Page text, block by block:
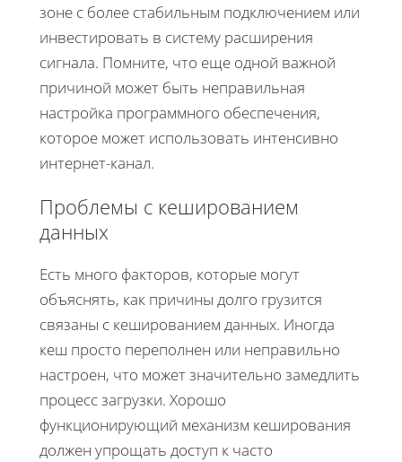
зоне с более стабильным подключением или
инвестировать в систему расширения
сигнала. Помните, что еще одной важной
причиной может быть неправильная
настройка программного обеспечения,
которое может использовать интенсивно
интернет-канал.
Проблемы с кешированием
данных
Есть много факторов, которые могут
объяснять, как причины долго грузится
связаны с кешированием данных. Иногда
кеш просто переполнен или неправильно
настроен, что может значительно замедлить
процесс загрузки. Хорошо
функционирующий механизм кеширования
должен упрощать доступ к часто